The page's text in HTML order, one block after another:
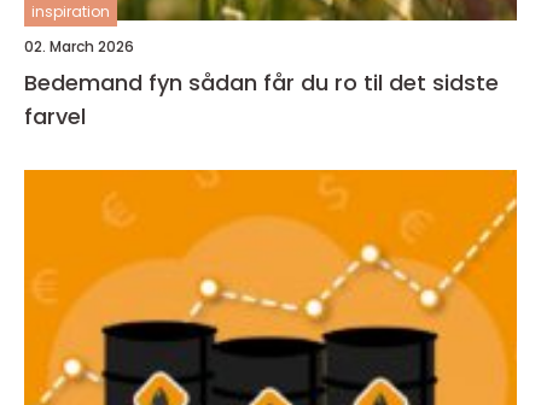
inspiration
02. March 2026
Bedemand fyn sådan får du ro til det sidste
farvel